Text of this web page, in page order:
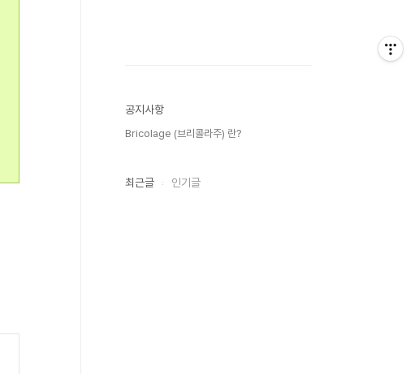
공지사항
Bricolage (브리콜라주) 란?
최근글 인기글